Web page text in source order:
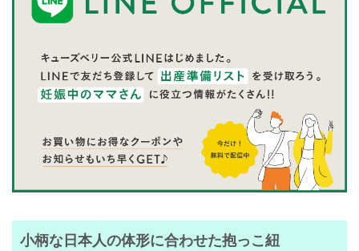
小柄な日本人の体形に合わせた抱っこ紐